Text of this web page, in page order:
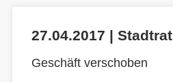
27.04.2017 | Stadtrat
Geschäft verschoben